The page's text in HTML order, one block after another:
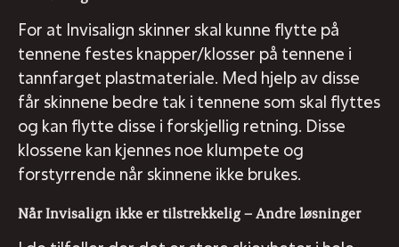
For at Invisalign skinner skal kunne flytte på
tennene festes knapper/klosser på tennene i
tannfarget plastmateriale. Med hjelp av disse
får skinnene bedre tak i tennene som skal flyttes
og kan flytte disse i forskjellig retning. Disse
klossene kan kjennes noe klumpete og
forstyrrende når skinnene ikke brukes.
Når Invisalign ikke er tilstrekkelig – Andre løsninger